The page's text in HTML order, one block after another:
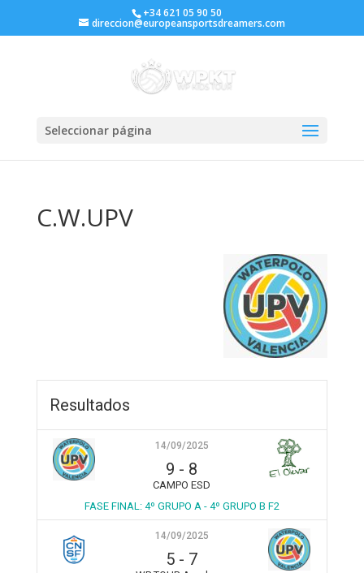
+34 621 05 90 50
direccion@europeansportsdreamers.com
Seleccionar página
C.W.UPV
Resultados
14/09/2025
9 - 8
CAMPO ESD
FASE FINAL: 4º GRUPO A - 4º GRUPO B F2
14/09/2025
5 - 7